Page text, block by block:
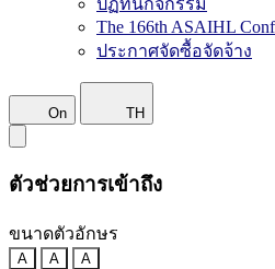
ปฏิทินกิจกรรม
The 166th ASAIHL
ประกาศจัดซื้อจัดจ้าง
On TH
ตัวช่วยการเข้าถึง
ขนาดตัวอักษร
A A A